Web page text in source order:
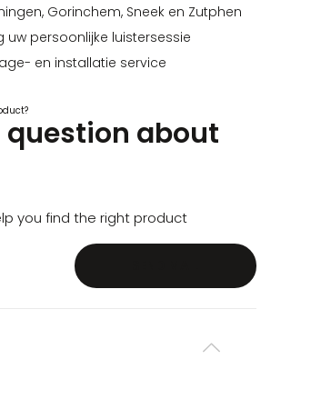
Gorinchem, Sneek en Zutphen
uw persoonlijke luistersessie
en installatie service
question about
you find the right product